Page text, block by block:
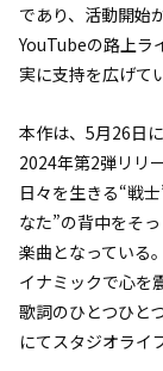
であり、活動開始
YouTubeの路上ラ
実に支持を広げて
本作は、5月26日
2024年第2弾リリ
日々を生きる“戦
なた”の背中をそ
楽曲となっている
イナミックで心を
歌詞のひとつひと
にてスタジオライ